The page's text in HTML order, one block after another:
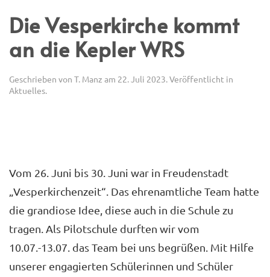
Die Vesperkirche kommt
an die Kepler WRS
Geschrieben von T. Manz am 22. Juli 2023. Veröffentlicht in
Aktuelles.
Vom 26. Juni bis 30. Juni war in Freudenstadt
„Vesperkirchenzeit“. Das ehrenamtliche Team hatte
die grandiose Idee, diese auch in die Schule zu
tragen. Als Pilotschule durften wir vom
10.07.-13.07. das Team bei uns begrüßen. Mit Hilfe
unserer engagierten Schülerinnen und Schüler